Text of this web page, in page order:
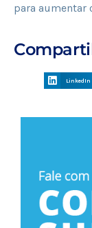
para aumentar
LinkedIn